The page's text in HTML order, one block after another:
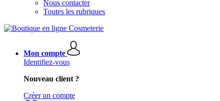
Nous contacter
Toutes les rubriques
Mon compte
Identifiez-vous
Nouveau client ?
Créer un compte